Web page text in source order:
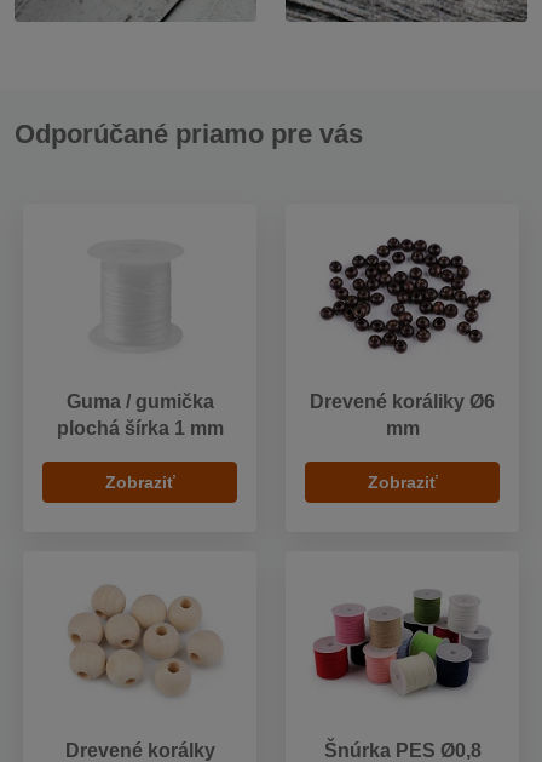
Odporúčané priamo pre vás
Guma / gumička
plochá šírka 1 mm
Zobraziť
Drevené koráliky Ø6
mm
Zobraziť
Drevené korálky
Šnúrka PES Ø0,8